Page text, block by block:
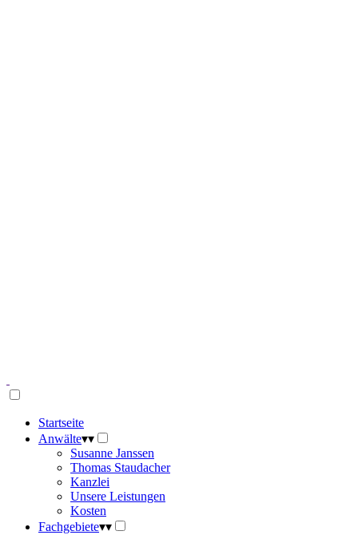
Startseite
Anwälte▾▾
Susanne Janssen
Thomas Staudacher
Kanzlei
Unsere Leistungen
Kosten
Fachgebiete▾▾